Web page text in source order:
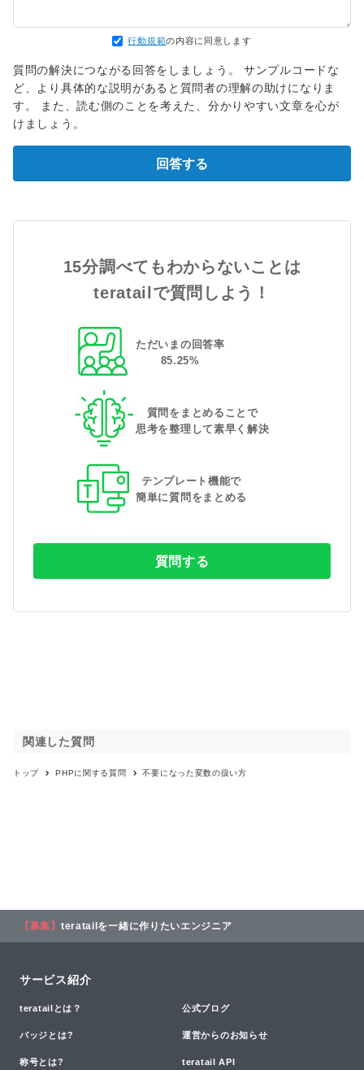
行動規範の内容に同意します
質問の解決につながる回答をしましょう。 サンプルコードな
ど、より具体的な説明があると質問者の理解の助けになりま
す。 また、読む側のことを考えた、分かりやすい文章を心が
けましょう。
回答する
15分調べてもわからないことは
teratailで質問しよう！
ただいまの回答率
85.25%
質問をまとめることで
思考を整理して素早く解決
テンプレート機能で
簡単に質問をまとめる
質問する
関連した質問
トップ PHPに関する質問 不要になった変数の扱い方
【募集】 teratailを一緒に作りたいエンジニア
サービス紹介
teratailとは？ 公式ブログ
バッジとは? 運営からのお知らせ
称号とは? teratail API